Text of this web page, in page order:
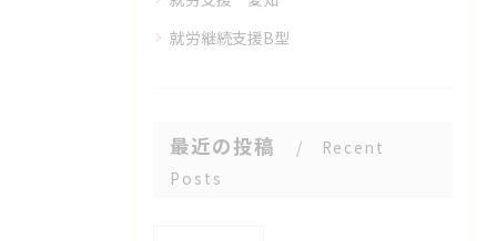
就労継続支援B型
最近の投稿
Recent
Posts